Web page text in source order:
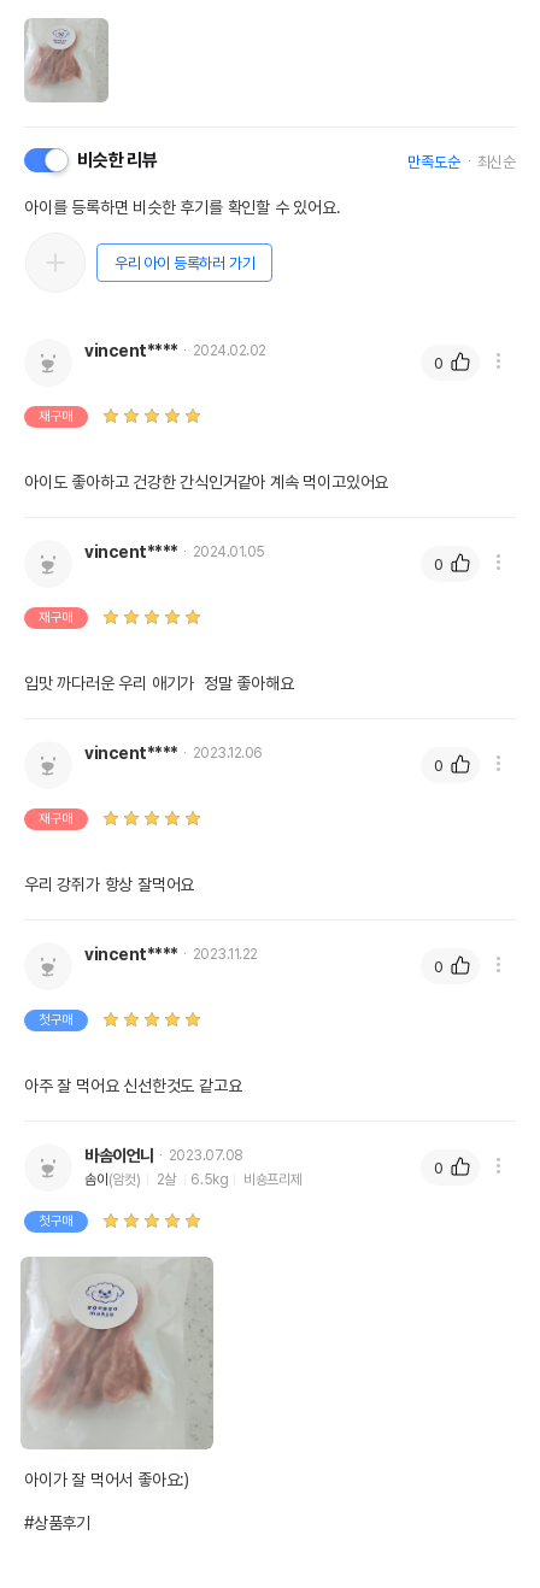
비슷한 리뷰 만족도순 최신순
아이를 등록하면 비슷한 후기를 확인할 수 있어요.
우리 아이 등록하러 가기
vincent**** 2024.02.02
재구매
아이도 좋아하고 건강한 간식인거같아 계속 먹이고있어요
0
vincent**** 2024.01.05
재구매
입맛 까다러운 우리 애기가  정말 좋아해요
0
vincent**** 2023.12.06
재구매
우리 강쥐가 항상 잘먹어요
0
vincent**** 2023.11.22
첫구매
아주 잘 먹어요 신선한것도 같고요
0
바솜이언니
2023.07.08
솜이 (암컷) 2살 6.5kg 비숑프리제
첫구매
아이가 잘 먹어서 좋아요:)
#상품후기
0